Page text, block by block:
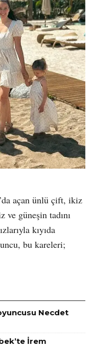
açan ünlü çift, ikiz
ve güneşin tadını
kıyıda
bu kareleri;
Necdet
İrem